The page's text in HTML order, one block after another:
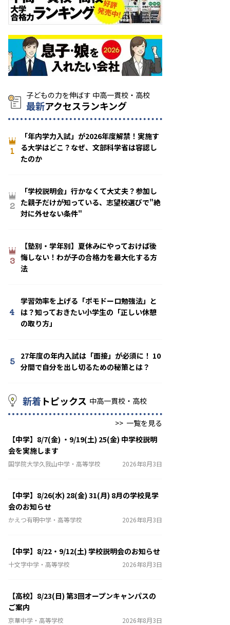
最新アクセスランキング
1
「年内学力入試」が2026年度解禁！実施す
る大学はどこ？なぜ、文部科学省は容認し
たのか
2
「学校説明会」行かなくて大丈夫？参加し
た親子だけが知っている、志望校選びで"絶
対に外せない条件"
3
【塾別・学年別】夏休みにやっておけば後
悔しない！わが子の合格力を最大化する方
法
4
学習効率を上げる「ポモドーロ勉強法」と
は？知っておきたい小学生の「正しい休憩
の取り方」
5
27年度の年内入試は「面接」が必須に！ 10
分間で自分を出し切るための秘策とは？
新着 トピックス 中高一貫校・高校
>> 一覧を見る
【中学】8/7(金) ・9/19(土) 25(金) 中学校説明
会を実施します
国学院大学久我山中学・高等学校 2026年8月3日
【中学】8/26(水) 28(金) 31(月) 8月の学校見学
会のお知らせ
かえつ有明中学・高等学校 2026年8月3日
【中学】8/22・9/12(土) 学校説明会のお知らせ
十文字中学・高等学校 2026年8月3日
【高校】8/23(日) 第3回オープンキャンパスの
ご案内
京華中学・高等学校 2026年8月3日